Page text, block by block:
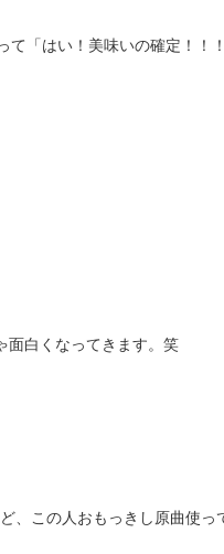
「はい！美味いの確定！！
面白くなってきます。笑
この人おもっきし原曲使っ